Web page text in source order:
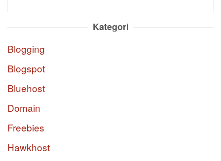
Kategori
Blogging
Blogspot
Bluehost
Domain
Freebies
Hawkhost